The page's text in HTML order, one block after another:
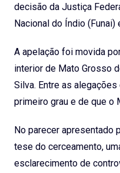
decisão da Justiça
Nacional do Índio
A apelação foi movida
interior de Mato Grosso
Silva. Entre as
primeiro grau e de que o
No parecer apresentado
tese do cerceamento,
esclarecimento de